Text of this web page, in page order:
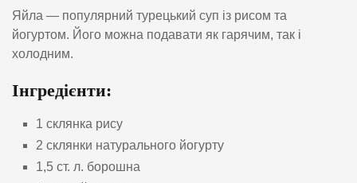
Яйла — популярний турецький суп із рисом та
йогуртом. Його можна подавати як гарячим, так і
холодним.
Інгредієнти:
1 склянка рису
2 склянки натурального йогурту
1,5 ст. л. борошна